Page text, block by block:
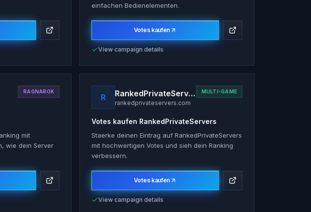
einfachen Bedienelementen.
Votes kaufen
View campaign details
RAGNAROK
mit
wie dein Server
R RankedPrivateServers
rankedprivateservers.com
MULTI-GAME
Votes kaufen RankedPrivateServers
Staerke deinen Eintrag auf RankedPrivateServers
mit hochwertigen Votes und sieh dein Ranking
verbessern.
Votes kaufen
View campaign details